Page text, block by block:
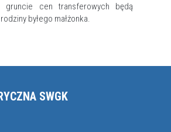
gruncie cen transferowych będą
byłego małżonka.
SWGK